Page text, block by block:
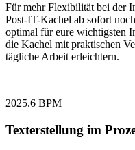
Für mehr Flexibilität bei der
Post-IT-Kachel ab sofort
optimal für eure wichtigsten
die Kachel mit praktischen
tägliche Arbeit erleichtern.
2025.6 BPM
Texterstellung im